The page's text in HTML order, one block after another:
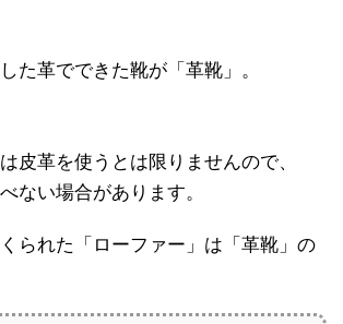
た革でできた靴が「革靴」。
皮革を使うとは限りませんので、
ない場合があります。
られた「ローファー」は「革靴」の